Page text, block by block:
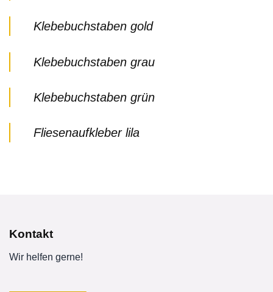
Klebebuchstaben gold
Klebebuchstaben grau
Klebebuchstaben grün
Fliesenaufkleber lila
Kontakt
Wir helfen gerne!